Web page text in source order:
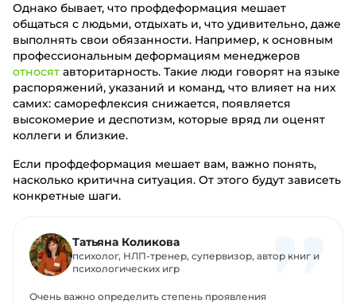
Однако бывает, что профдеформация мешает
общаться с людьми, отдыхать и, что удивительно, даже
выполнять свои обязанности. Например, к основным
профессиональным деформациям менеджеров
относят авторитарность. Такие люди говорят на языке
распоряжений, указаний и команд, что влияет на них
самих: саморефлексия снижается, появляется
высокомерие и деспотизм, которые вряд ли оценят
коллеги и близкие.
Если профдеформация мешает вам, важно понять,
насколько критична ситуация. От этого будут зависеть
конкретные шаги.
Татьяна Коликова
психолог, НЛП-тренер, супервизор, автор книг и
психологических игр
Очень важно определить степень проявления